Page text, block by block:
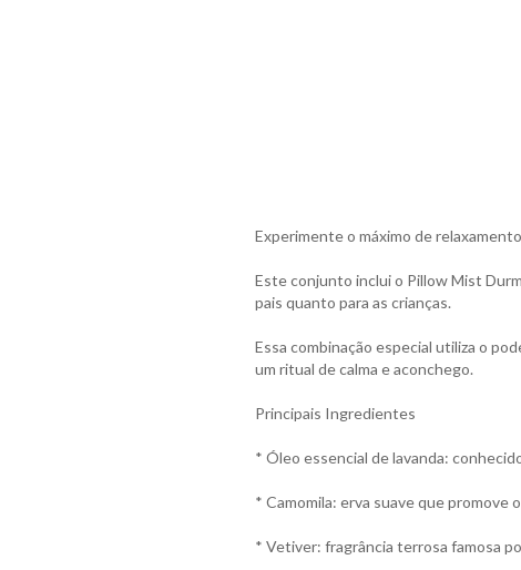
Experimente o máximo de
Este conjunto inclui o Pillow Mist
pais quanto para as crianças.
Essa combinação especial utiliza o
um ritual de calma e aconchego.
Principais Ingredientes
* Óleo essencial de lavanda:
* Camomila: erva suave que promove
* Vetiver: fragrância terrosa famosa